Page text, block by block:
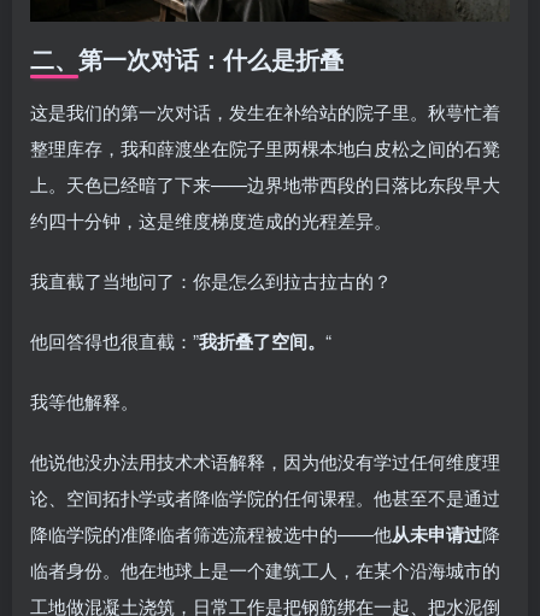
二、第一次对话：什么是折叠
这是我们的第一次对话，发生在补给站的院子里。秋萼忙着
整理库存，我和薛渡坐在院子里两棵本地白皮松之间的石凳
上。天色已经暗了下来——边界地带西段的日落比东段早大
约四十分钟，这是维度梯度造成的光程差异。
我直截了当地问了：你是怎么到拉古拉古的？
他回答得也很直截：”我折叠了空间。 “
我等他解释。
他说他没办法用技术术语解释，因为他没有学过任何维度理
论、空间拓扑学或者降临学院的任何课程。他甚至不是通过
降临学院的准降临者筛选流程被选中的——他从未申请过降
临者身份。他在地球上是一个建筑工人，在某个沿海城市的
工地做混凝土浇筑，日常工作是把钢筋绑在一起、把水泥倒